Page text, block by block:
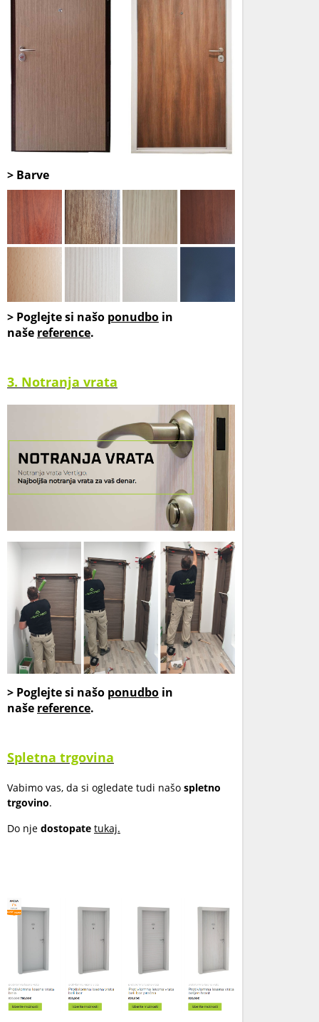
> Barve
> Poglejte si našo ponudbo in
naše reference.
3. Notranja vrata
> Poglejte si našo ponudbo in
naše reference.
Spletna trgovina
Vabimo vas, da si ogledate tudi našo spletno
trgovino.
Do nje dostopate tukaj.